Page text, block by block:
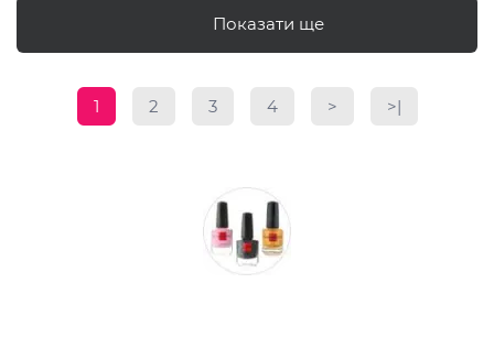
Показати ще
1 2 3 4 > >|